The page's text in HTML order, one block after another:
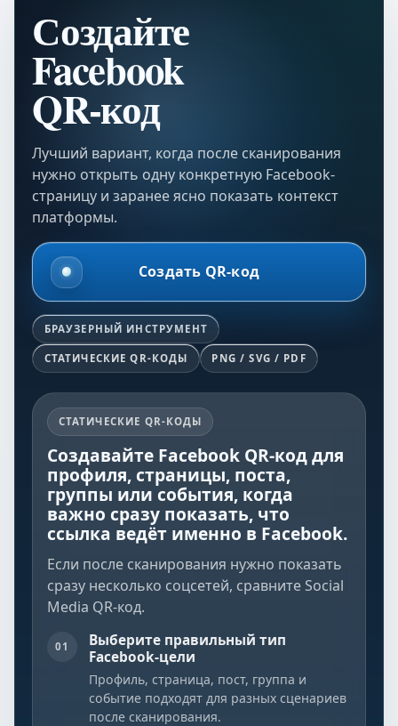
Создайте
Facebook
QR-код
Лучший вариант, когда после сканирования
нужно открыть одну конкретную Facebook-
страницу и заранее ясно показать контекст
платформы.
Создать QR-код
БРАУЗЕРНЫЙ ИНСТРУМЕНТ
СТАТИЧЕСКИЕ QR-КОДЫ PNG / SVG / PDF
СТАТИЧЕСКИЕ QR-КОДЫ
Создавайте Facebook QR-код для
профиля, страницы, поста,
группы или события, когда
важно сразу показать, что
ссылка ведёт именно в Facebook.
Если после сканирования нужно показать
сразу несколько соцсетей, сравните Social
Media QR-код.
01
Выберите правильный тип
Facebook-цели
Профиль, страница, пост, группа и
событие подходят для разных сценариев
после сканирования.